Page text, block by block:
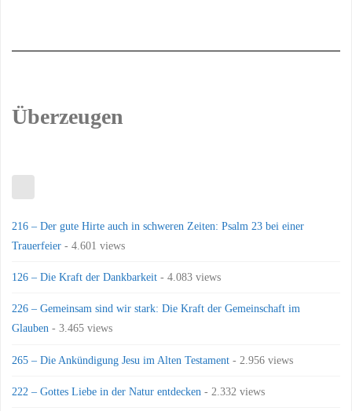
Überzeugen
216 – Der gute Hirte auch in schweren Zeiten: Psalm 23 bei einer
Trauerfeier - 4.601 views
126 – Die Kraft der Dankbarkeit - 4.083 views
226 – Gemeinsam sind wir stark: Die Kraft der Gemeinschaft im
Glauben - 3.465 views
265 – Die Ankündigung Jesu im Alten Testament - 2.956 views
222 – Gottes Liebe in der Natur entdecken - 2.332 views